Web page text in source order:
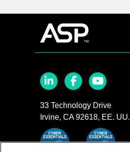
Advanced
Sterilization
33 Technology Drive
Irvine, CA 92618, EE. UU.